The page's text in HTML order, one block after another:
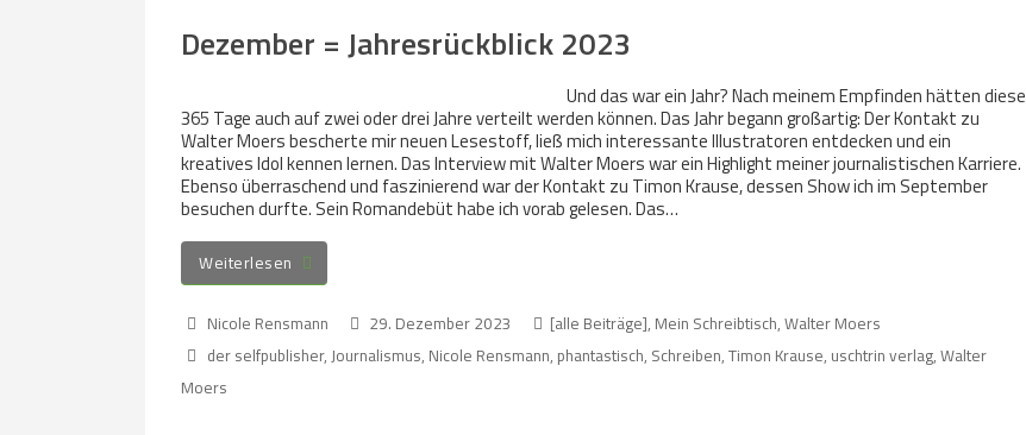
Dezember = Jahresrückblick 2023
Und das war ein Jahr? Nach meinem Empfinden hätten diese
365 Tage auch auf zwei oder drei Jahre verteilt werden können. Das Jahr begann großartig: Der Kontakt zu
Walter Moers bescherte mir neuen Lesestoff, ließ mich interessante Illustratoren entdecken und ein
kreatives Idol kennen lernen. Das Interview mit Walter Moers war ein Highlight meiner journalistischen Karriere.
Ebenso überraschend und faszinierend war der Kontakt zu Timon Krause, dessen Show ich im September
besuchen durfte. Sein Romandebüt habe ich vorab gelesen. Das…
Weiterlesen
Nicole Rensmann 29. Dezember 2023 [alle Beiträge], Mein Schreibtisch, Walter Moers
der selfpublisher, Journalismus, Nicole Rensmann, phantastisch, Schreiben,Timon Krause, uschtrin verlag,Walter
Moers